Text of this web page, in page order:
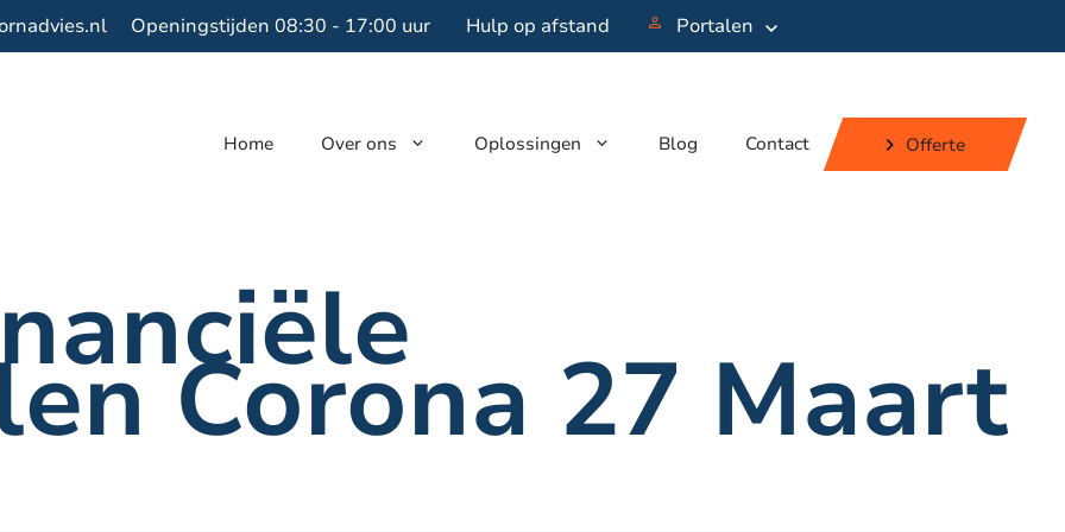
Openingstijden 08:30 - 17:00 uur Hulp op afstand Portalen
Home Over ons Oplossingen Blog Contact Offerte
Corona 27 Maart